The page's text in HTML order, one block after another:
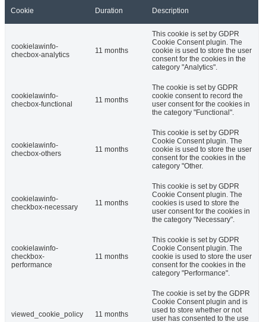
Cookie Duration Description
cookielawinfo-
checbox-analytics
11 months
This cookie is set by GDPR
Cookie Consent plugin. The
cookie is used to store the user
consent for the cookies in the
category "Analytics".
cookielawinfo-
checbox-functional
11 months
The cookie is set by GDPR
cookie consent to record the
user consent for the cookies in
the category "Functional".
cookielawinfo-
checbox-others
11 months
This cookie is set by GDPR
Cookie Consent plugin. The
cookie is used to store the user
consent for the cookies in the
category "Other.
cookielawinfo-
checkbox-necessary
11 months
This cookie is set by GDPR
Cookie Consent plugin. The
cookies is used to store the
user consent for the cookies in
the category "Necessary".
cookielawinfo-
checkbox-
performance
11 months
This cookie is set by GDPR
Cookie Consent plugin. The
cookie is used to store the user
consent for the cookies in the
category "Performance".
viewed_cookie_policy 11 months
The cookie is set by the GDPR
Cookie Consent plugin and is
used to store whether or not
user has consented to the use